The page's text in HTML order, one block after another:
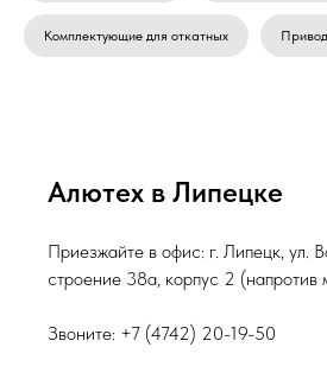
Комплектующие для откатных
Алютех в Липецке
Приезжайте в офис: г. Липецк, ул.
строение 38а, корпус 2 (напротив
Звоните: +7 (4742) 20-19-50